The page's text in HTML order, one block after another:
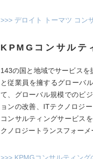
>>> デロイト トーマツ コン
KPMGコンサルテ
143の国と地域でサービス
と従業員を擁するグローバ
て、グローバル規模でのビ
ョンの改善、ITテクノロジ
コンサルティングサービス
クノロジートランスフォー
>>> KPMGコンサルティング